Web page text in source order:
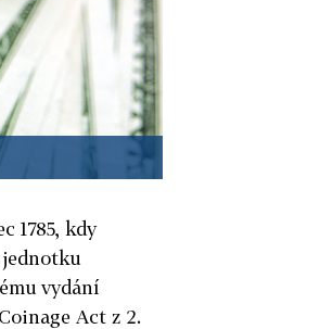
1785, kdy
vydání
Act z 2.